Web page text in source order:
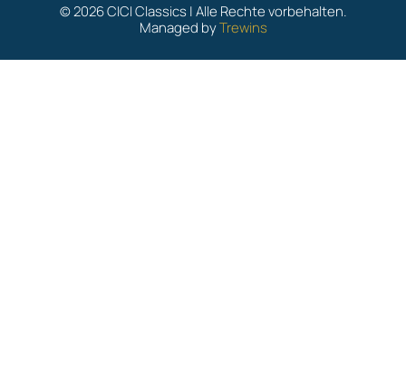
© 2026 CICI Classics | Alle Rechte vorbehalten.
Managed byTrewins